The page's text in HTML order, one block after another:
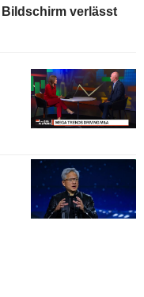
Bildschirm verlässt